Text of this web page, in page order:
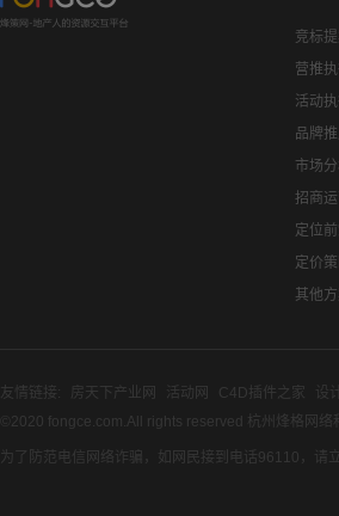
竞标
营推
活动
品牌
市场
招商
定位
定价
其他
友情链接: 房天下产业网 活动网 C4D插件之家 设
©2020 fongce.com.All rights reserved 杭州烽格网络
为了防范电信网络诈骗，如网民接到电话96110，请